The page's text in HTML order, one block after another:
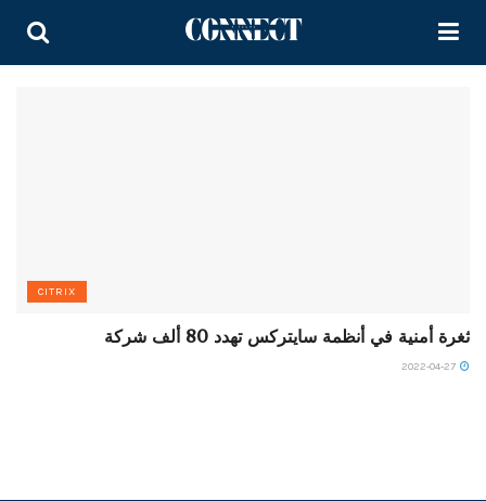
CITRIX
ثغرة أمنية في أنظمة سايتركس تهدد 80 ألف شركة